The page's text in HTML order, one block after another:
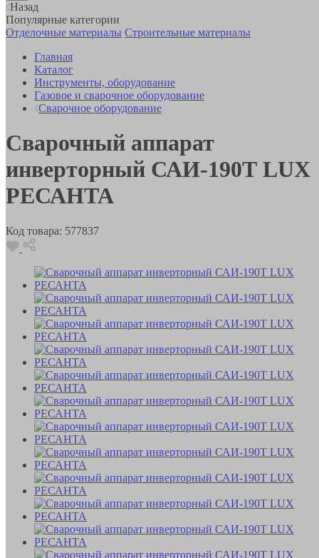
Назад
Популярные категории
Отделочные материалы Строительные материалы
Главная
Каталог
Инструменты, оборудование
Газовое и сварочное оборудование
Сварочное оборудование
Сварочный аппарат
инверторный САИ-190Т LUX
РЕСАНТА
Код товара: 577837